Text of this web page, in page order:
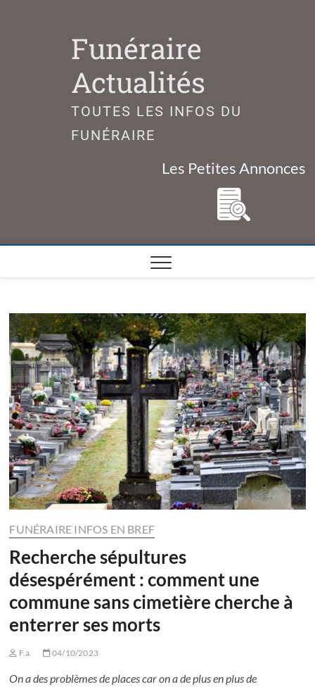
Funéraire
Actualités
TOUTES LES INFOS DU
FUNÉRAIRE
Les Petites Annonces
FUNÉRAIRE INFOS EN BREF
Recherche sépultures
désespérément : comment une
commune sans cimetière cherche à
enterrer ses morts
F.a. 04/10/2023
On a des problèmes de places car on a de plus en plus de